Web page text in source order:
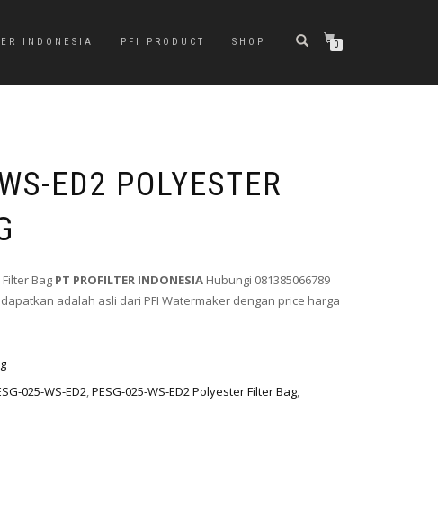
INDONESIA PFI PRODUCT SHOP 0
ED2 POLYESTER
Filter Bag PT PROFILTER INDONESIA Hubungi 081385066789
adalah asli dari PFI Watermaker dengan price harga
025-WS-ED2,PESG-025-WS-ED2 Polyester Filter Bag,